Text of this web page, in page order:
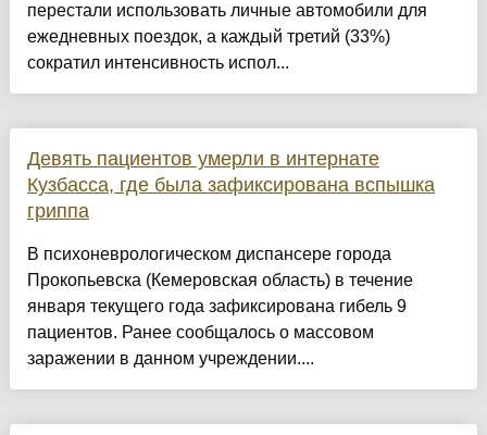
перестали использовать личные автомобили для
ежедневных поездок, а каждый третий (33%)
сократил интенсивность испол...
Девять пациентов умерли в интернате
Кузбасса, где была зафиксирована вспышка
гриппа
В психоневрологическом диспансере города
Прокопьевска (Кемеровская область) в течение
января текущего года зафиксирована гибель 9
пациентов. Ранее сообщалось о массовом
заражении в данном учреждении....